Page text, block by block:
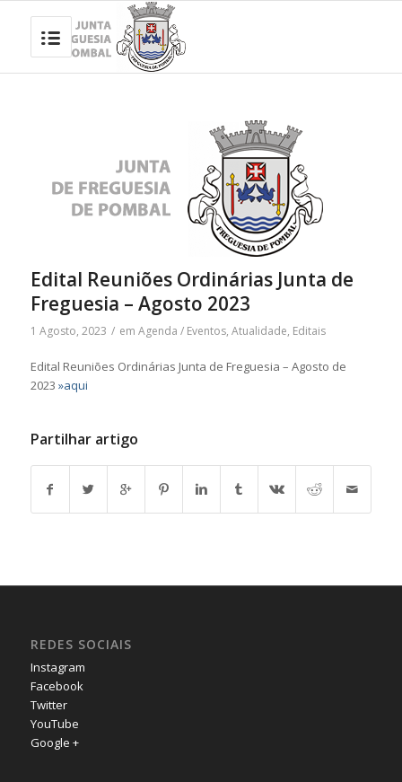
Edital Reuniões Ordinárias Junta de
Freguesia – Agosto 2023
1 Agosto, 2023 / em Agenda / Eventos, Atualidade, Editais
Edital Reuniões Ordinárias Junta de Freguesia – Agosto de
2023 »aqui
Partilhar artigo
REDES SOCIAIS
Instagram
Facebook
Twitter
YouTube
Google +